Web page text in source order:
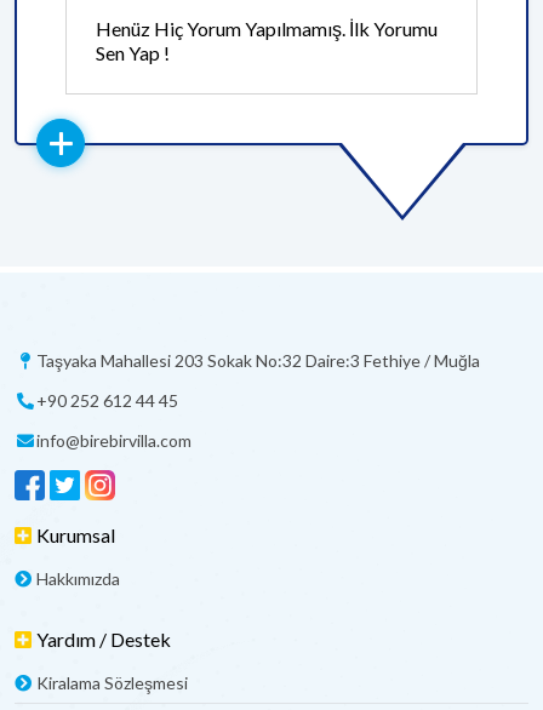
Henüz Hiç Yorum Yapılmamış. İlk Yorumu
Sen Yap !
Taşyaka Mahallesi 203 Sokak No:32 Daire:3 Fethiye / Muğla
+90 252 612 44 45
info@birebirvilla.com
Kurumsal
Hakkımızda
Yardım / Destek
Kiralama Sözleşmesi